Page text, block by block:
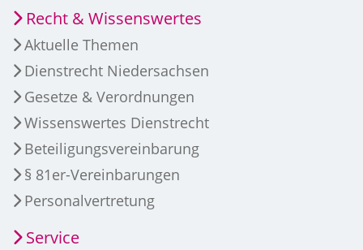
Recht & Wissenswertes
Aktuelle Themen
Dienstrecht Niedersachsen
Gesetze & Verordnungen
Wissenswertes Dienstrecht
Beteiligungsvereinbarung
§ 81er-Vereinbarungen
Personalvertretung
Service